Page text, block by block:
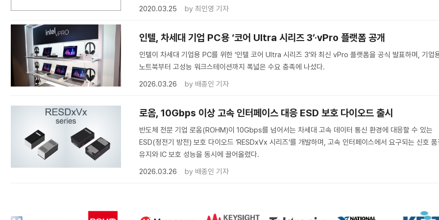
2020.03.25 by최인영 기자
인텔, 차세대 기업 PC용 ‘코어 Ultra 시리즈 3’·vPro 플랫폼 공개
인텔이 차세대 기업용 PC를 위한 ‘인텔 코어 Ultra 시리즈 3’와 최신 vPro 플랫폼을 공식 발표하며, 기업
노트북부터 고성능 워크스테이션까지 폭넓은 수요 충족에 나섰다.
2026.03.26
by 배종인 기자
로옴, 10Gbps 이상 고속 인터페이스 대응 ESD 보호 다이오드 출시
반도체 전문 기업 로옴(ROHM)이 10Gbps를 넘어서는 차세대 고속 데이터 통신 환경에 대응할 수 있는
ESD(정전기 방전) 보호 다이오드 ‘RESDxVx 시리즈’를 개발하며, 고속 인터페이스에서 요구되는 신호
유지와 IC 보호 성능을 동시에 끌어올렸다.
2026.03.26
by 배종인 기자